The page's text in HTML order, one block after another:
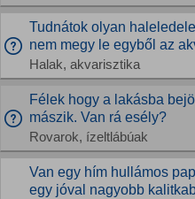
Tudnátok olyan
nem megy le egyből az
Halak, akvarisztika
Félek hogy a lakásba
mászik. Van rá esély?
Rovarok, ízeltlábúak
Van egy hím hullámos
egy jóval nagyobb